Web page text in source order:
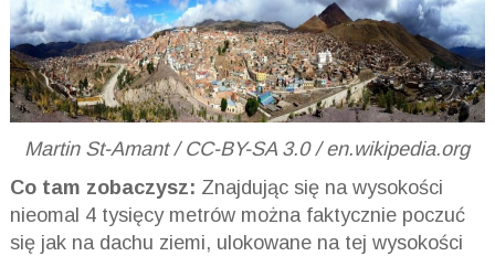
Martin St-Amant / CC-BY-SA 3.0 / en.wikipedia.org
Co tam zobaczysz: Znajdując się na wysokości
nieomal 4 tysięcy metrów można faktycznie poczuć
się jak na dachu ziemi, ulokowane na tej wysokości